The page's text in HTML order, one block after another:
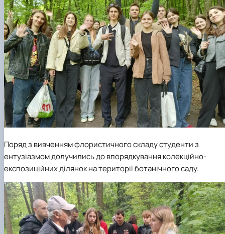
Поряд з вивченням флористичного складу студенти з
ентузіазмом долучились до впорядкування колекційно-
експозиційних ділянок на території ботанічного саду.